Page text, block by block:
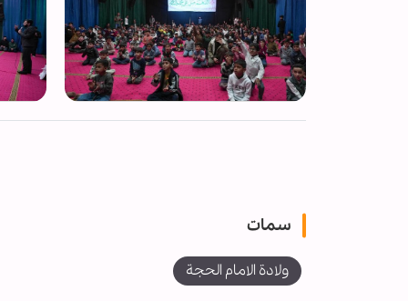
سمات
ولادة الامام الحجة